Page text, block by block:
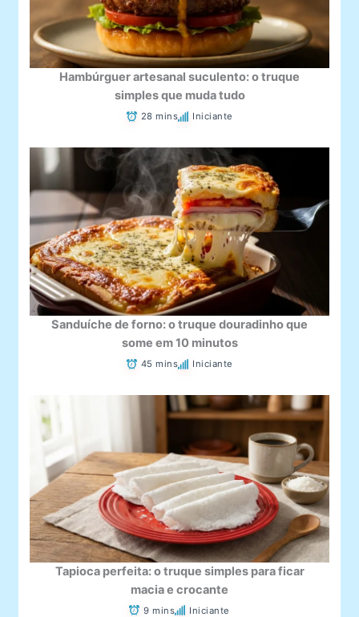
Hambúrguer artesanal suculento: o truque
simples que muda tudo
28 mins Iniciante
Sanduíche de forno: o truque douradinho que
some em 10 minutos
45 mins Iniciante
Tapioca perfeita: o truque simples para ficar
macia e crocante
9 mins Iniciante